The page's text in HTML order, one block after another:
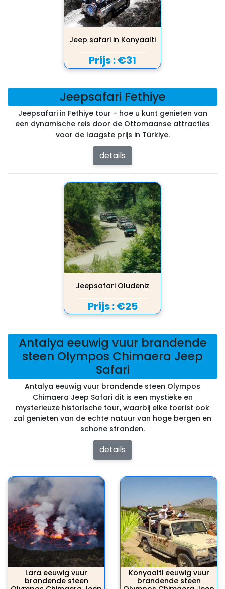
Jeep safari in Konyaalti
Prijs :€31
Jeepsafari Fethiye
Jeepsafari in Fethiye tour - hoe u kunt genieten van
een dynamische reis door de Ottomaanse attracties
voor de laagste prijs in Türkiye.
details
Jeepsafari Oludeniz
Prijs :€25
Antalya eeuwig vuur brandende
steen Olympos Chimaera Jeep
Safari
Antalya eeuwig vuur brandende steen Olympos
Chimaera Jeep Safari dit is een mystieke en
mysterieuze historische tour, waarbij elke toerist ook
zal genieten van de echte natuur van hoge bergen en
schone stranden.
details
Lara eeuwig vuur
brandende steen
Konyaalti eeuwig vuur
brandende steen